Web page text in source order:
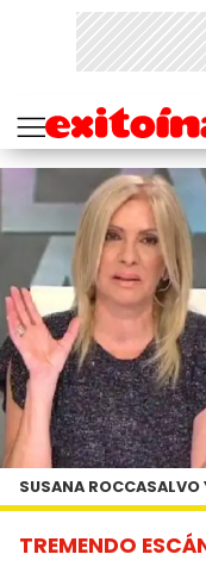
TREMENDO
SUSANA ROCCASALVO